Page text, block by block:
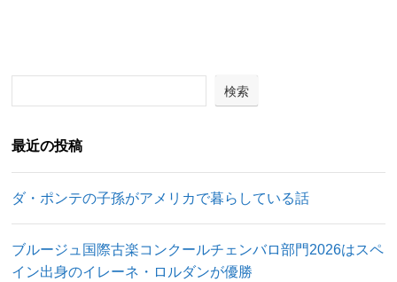
検索
最近の投稿
ダ・ポンテの子孫がアメリカで暮らしている話
ブルージュ国際古楽コンクールチェンバロ部門2026はスペ
イン出身のイレーネ・ロルダンが優勝